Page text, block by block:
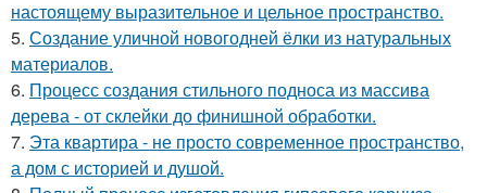
настоящему выразительное и цельное пространство.
5. Создание уличной новогодней ёлки из натуральных
материалов.
6. Процесс создания стильного подноса из массива
дерева - от склейки до финишной обработки.
7. Эта квартира - не просто современное пространство,
а дом с историей и душой.